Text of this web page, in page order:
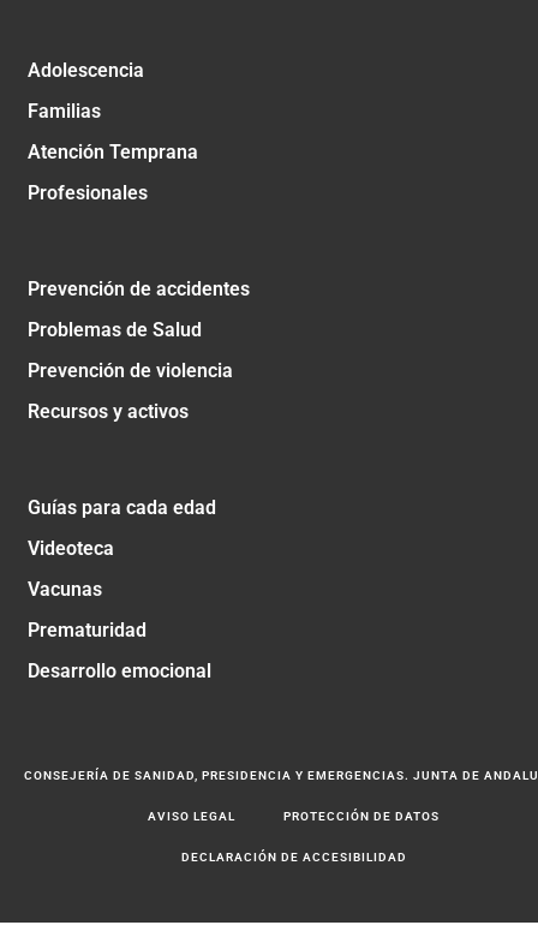
Adolescencia
Familias
Atención Temprana
Profesionales
Prevención de accidentes
Problemas de Salud
Prevención de violencia
Recursos y activos
Guías para cada edad
Videoteca
Vacunas
Prematuridad
Desarrollo emocional
CONSEJERÍA DE SANIDAD, PRESIDENCIA Y EMERGENCIAS. JUNTA DE
AVISO LEGAL PROTECCIÓN DE DATOS
DECLARACIÓN DE ACCESIBILIDAD